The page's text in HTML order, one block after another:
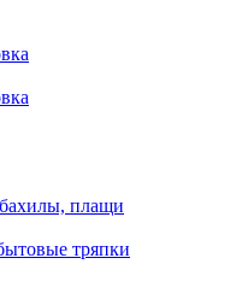
плащи
тряпки